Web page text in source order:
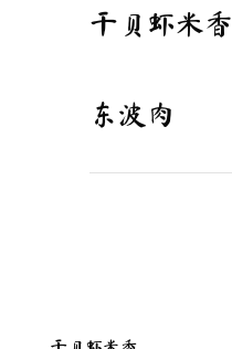
干贝虾米香
东波肉